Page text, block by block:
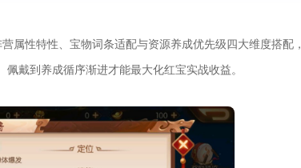
属性特性、宝物词条适配与资源养成优先级四大维度搭配，
戴到养成循序渐进才能最大化红宝实战收益。